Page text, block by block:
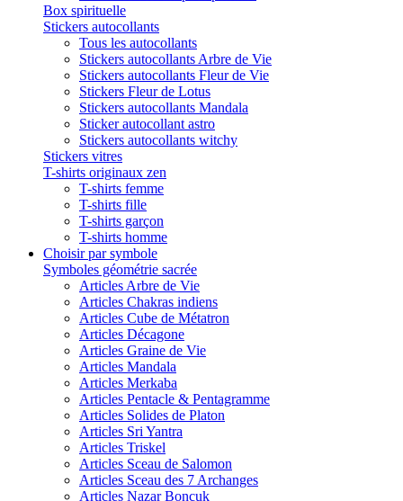
Box spirituelle
Stickers autocollants
Tous les autocollants
Stickers autocollants Arbre de Vie
Stickers autocollants Fleur de Vie
Stickers Fleur de Lotus
Stickers autocollants Mandala
Sticker autocollant astro
Stickers autocollants witchy
Stickers vitres
T-shirts originaux zen
T-shirts femme
T-shirts fille
T-shirts garçon
T-shirts homme
Choisir par symbole
Symboles géométrie sacrée
Articles Arbre de Vie
Articles Chakras indiens
Articles Cube de Métatron
Articles Décagone
Articles Graine de Vie
Articles Mandala
Articles Merkaba
Articles Pentacle & Pentagramme
Articles Solides de Platon
Articles Sri Yantra
Articles Triskel
Articles Sceau de Salomon
Articles Sceau des 7 Archanges
Articles Nazar Boncuk